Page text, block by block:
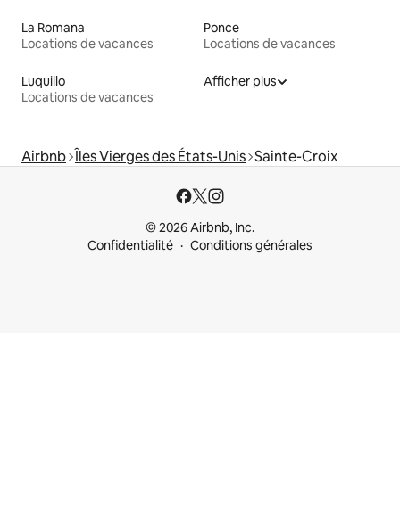
La Romana
Locations de vacances
Ponce
Locations de vacances
Luquillo
Locations de vacances
Afficher plus
Airbnb Îles Vierges des États-Unis Sainte-Croix
© 2026 Airbnb, Inc.
Confidentialité
Conditions générales